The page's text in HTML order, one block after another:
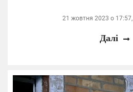
21 жовтня 2023 о 17:57,
Далі